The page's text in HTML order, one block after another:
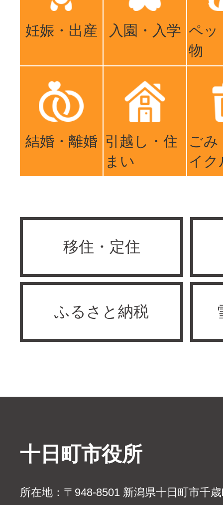
妊娠・出産 入園・入学 ペッ
物
結婚・離婚 引越し・住
まい
ごみ
イク
移住・定住
ふるさと納税
十日町市役所
所在地：〒948-8501 新潟県十日町市千